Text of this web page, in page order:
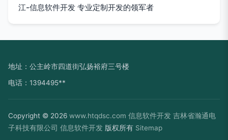
江-信息软件开发 专业定制开发的领军者
地址：公主岭市四道街弘扬裕府三号楼
电话：1394495**
Copyright © 2026 www.htqdsc.com 信息软件开发 吉林省瀚通电
子科技有限公司 信息软件开发 版权所有 Sitemap